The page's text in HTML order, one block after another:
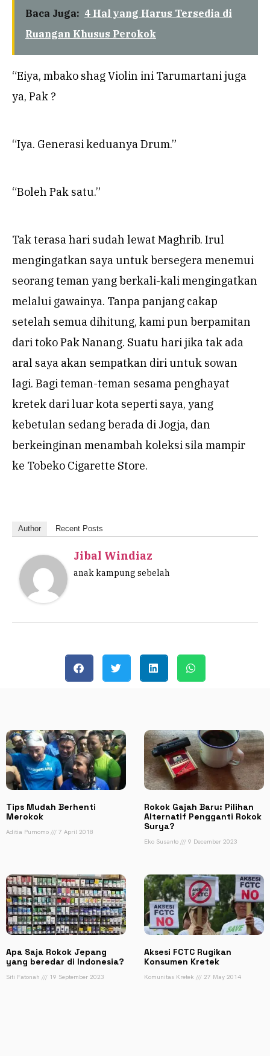
Baca Juga: 4 Hal yang Harus Tersedia di
Ruangan Khusus Perokok
“Eiya, mbako shag Violin ini Tarumartani juga
ya, Pak ?
“Iya. Generasi keduanya Drum.”
“Boleh Pak satu.”
Tak terasa hari sudah lewat Maghrib. Irul
mengingatkan saya untuk bersegera menemui
seorang teman yang berkali-kali mengingatkan
melalui gawainya. Tanpa panjang cakap
setelah semua dihitung, kami pun berpamitan
dari toko Pak Nanang. Suatu hari jika tak ada
aral saya akan sempatkan diri untuk sowan
lagi. Bagi teman-teman sesama penghayat
kretek dari luar kota seperti saya, yang
kebetulan sedang berada di Jogja, dan
berkeinginan menambah koleksi sila mampir
ke Tobeko Cigarette Store.
Author Recent Posts
Jibal Windiaz
anak kampung sebelah
Tips Mudah Berhenti
Merokok
Aditia Purnomo 7 April 2018
Rokok Gajah Baru: Pilihan
Alternatif Pengganti Rokok
Surya?
Eko Susanto 9 December 2023
Apa Saja Rokok Jepang
yang beredar di Indonesia?
Siti Fatonah 19 September 2023
Aksesi FCTC Rugikan
Konsumen Kretek
Komunitas Kretek 27 May 2014